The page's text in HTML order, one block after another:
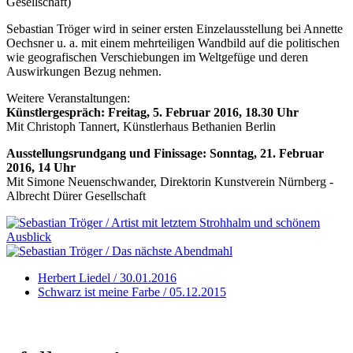
Sebastian Tröger wird in seiner ersten Einzelausstellung bei Annette
Oechsner u. a. mit einem mehrteiligen Wandbild auf die politischen
wie geografischen Verschiebungen im Weltgefüge und deren
Auswirkungen Bezug nehmen.
Weitere Veranstaltungen:
Künstlergespräch: Freitag, 5. Februar 2016, 18.30 Uhr
Mit Christoph Tannert, Künstlerhaus Bethanien Berlin
Ausstellungsrundgang und Finissage: Sonntag, 21. Februar
2016, 14 Uhr
Mit Simone Neuenschwander, Direktorin Kunstverein Nürnberg -
Albrecht Dürer Gesellschaft
Herbert Liedel / 30.01.2016
Schwarz ist meine Farbe / 05.12.2015